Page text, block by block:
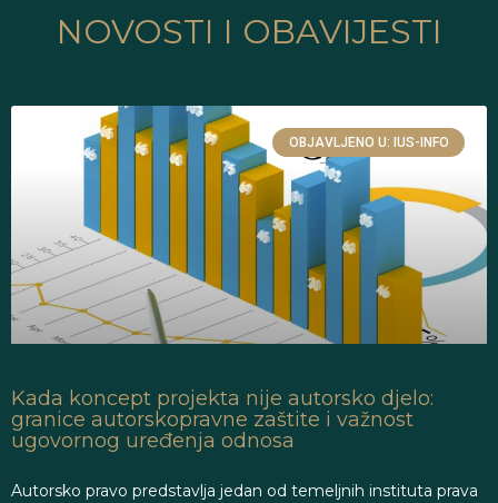
NOVOSTI I OBAVIJESTI
OBJAVLJENO U: IUS-INFO
Kada koncept projekta nije autorsko djelo:
granice autorskopravne zaštite i važnost
ugovornog uređenja odnosa
Autorsko pravo predstavlja jedan od temeljnih instituta prava